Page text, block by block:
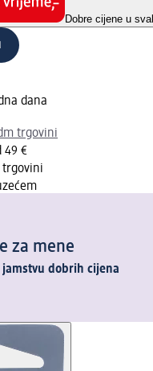
Dobre cijene u
dana
trgovini
49 €
trgovini
za mene
jamstvu dobrih cijena